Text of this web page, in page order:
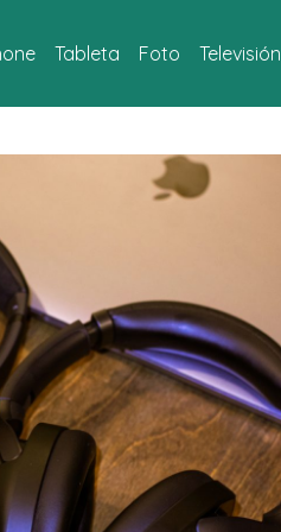
Tableta Foto Televisión